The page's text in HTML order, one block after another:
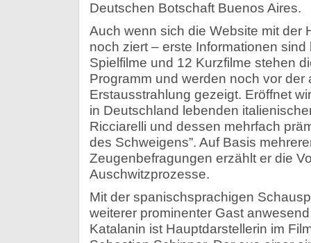
Deutschen Botschaft Buenos Aires.
Auch wenn sich die Website mit der
noch ziert – erste Informationen
Spielfilme und 12 Kurzfilme stehen
Programm und werden noch vor der
Erstausstrahlung gezeigt. Eröffnet
in Deutschland lebenden
Ricciarelli und dessen mehrfach
des Schweigens”. Auf Basis
Zeugenbefragungen erzählt er die
Auschwitzprozesse.
Mit der spanischsprachigen
weiterer prominenter Gast
Katalanin ist Hauptdarstellerin im